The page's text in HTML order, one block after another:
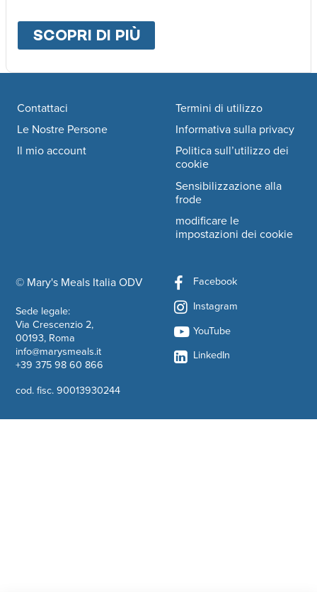
SCOPRI DI PIÙABOUT
Footer navigation
© Mary's Meals Italia ODVcompany information
Sede legale:
Via Crescenzio 2,
00193, Roma
info@marysmeals.it
+39 375 98 60 866
cod. fisc. 90013930244
Contattaci
Le Nostre Persone
Il mio account
Termini di utilizzo
Informativa sulla privacy
Politica sull’utilizzo dei
cookie
Sensibilizzazione alla
frode
modificare le
impostazioni dei cookie
Facebook
Instagram
YouTube
LinkedIn